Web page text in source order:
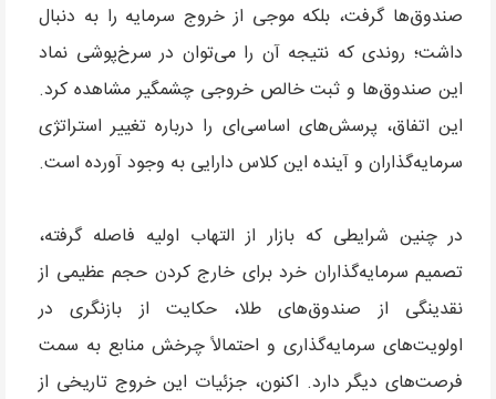
صندوق‌ها گرفت، بلکه موجی از خروج سرمایه را به دنبال
داشت؛ روندی که نتیجه آن را می‌توان در سرخ‌پوشی نماد
این صندوق‌ها و ثبت خالص خروجی چشمگیر مشاهده کرد.
این اتفاق، پرسش‌های اساسی‌ای را درباره تغییر استراتژی
سرمایه‌گذاران و آینده این کلاس دارایی به وجود آورده است.
در چنین شرایطی که بازار از التهاب اولیه فاصله گرفته،
تصمیم سرمایه‌گذاران خرد برای خارج کردن حجم عظیمی از
نقدینگی از صندوق‌های طلا، حکایت از بازنگری در
اولویت‌های سرمایه‌گذاری و احتمالاً چرخش منابع به سمت
فرصت‌های دیگر دارد. اکنون، جزئیات این خروج تاریخی از